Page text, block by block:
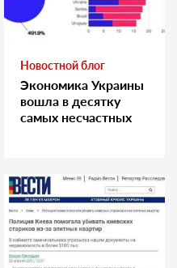
Новостной блог
Экономика Украины
вошла в десятку
самых несчастных